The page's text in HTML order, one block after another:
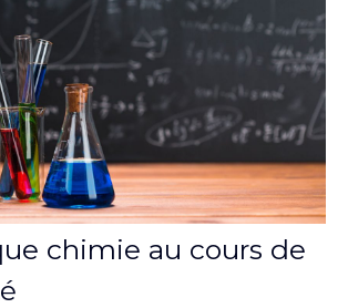
chimie au cours de